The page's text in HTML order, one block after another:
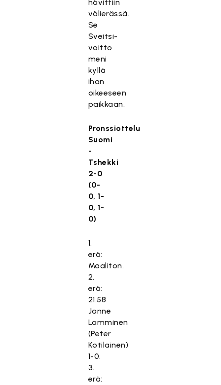
hävittiin
välierässä.
Se
Sveitsi-
voitto
meni
kyllä
ihan
oikeeseen
paikkaan.
Pronssiottelu
Suomi
-
Tshekki
2-0
(0-
0, 1-
0, 1-
0)
1.
erä:
Maaliton.
2.
erä:
21.58
Janne
Lamminen
(Peter
Kotilainen)
1-0.
3.
erä: